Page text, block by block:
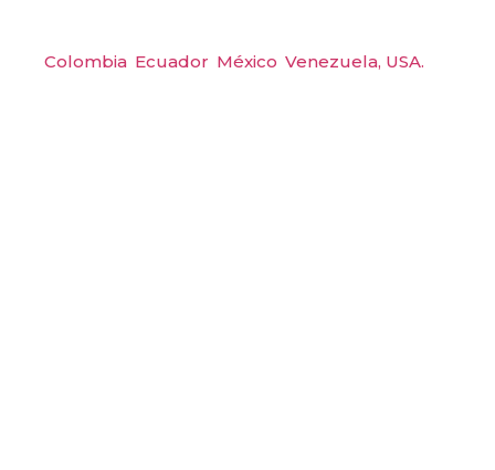
Colombia Ecuador México Venezuela, USA.